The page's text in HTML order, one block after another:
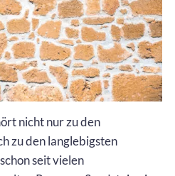
nicht nur zu den
zu den langlebigsten
seit vielen